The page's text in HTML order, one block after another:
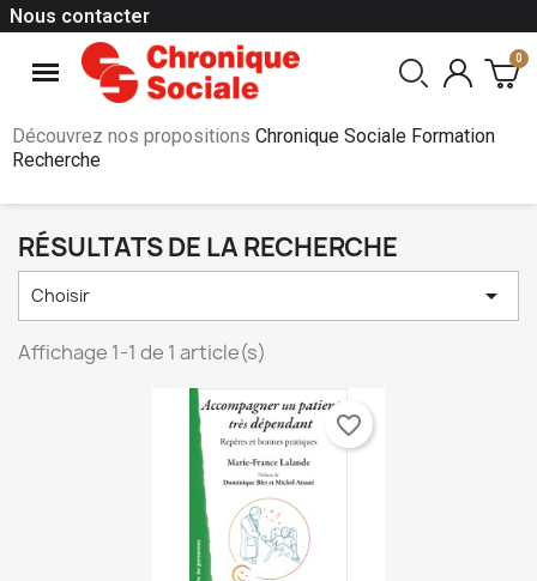
Nous contacter
Découvrez nos propositions Chronique Sociale Formation
Recherche
RÉSULTATS DE LA RECHERCHE
Choisir 
Affichage 1-1 de 1 article(s)
favorite_border